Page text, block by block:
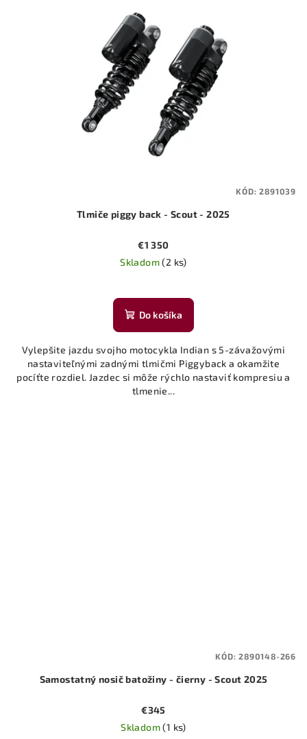
Tlmiče piggy back - Scout - 2025
€1 350
Skladom(2 ks)
Do košíka
Vylepšite jazdu svojho motocykla Indian s 5-závažovými
nastaviteľnými zadnými tlmičmi Piggyback a okamžite
pocíťte rozdiel. Jazdec si môže rýchlo nastaviť kompresiu a
tlmenie...
KÓD:2891039
Samostatný nosič batožiny - čierny - Scout 2025
€345
Skladom(1 ks)
KÓD:2890148-266